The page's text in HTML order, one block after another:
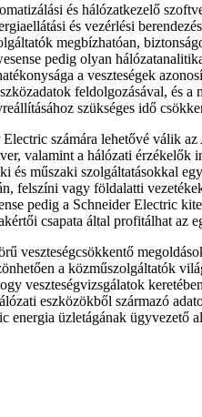
és hálózatkezelő
és vezérlési
megbízhatóan,
pedig olyan
a veszteségek
feldolgozásával, és a
szükséges idő
számára lehetővé válik
valamint a hálózati érzékelők
és műszaki szolgáltatásokkal
felszíni vagy földalatti
pedig a Schneider Electric
csapata által profitálhat az
veszteségcsökkentő
a közműszolgáltatók
veszteségvizsgálatok
eszközökből származó
energia üzletágának ügyvezető